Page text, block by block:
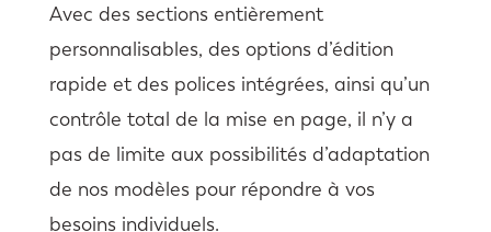
Avec des sections entièrement
personnalisables, des options d’édition
rapide et des polices intégrées, ainsi qu’un
contrôle total de la mise en page, il n’y a
pas de limite aux possibilités d’adaptation
de nos modèles pour répondre à vos
besoins individuels.